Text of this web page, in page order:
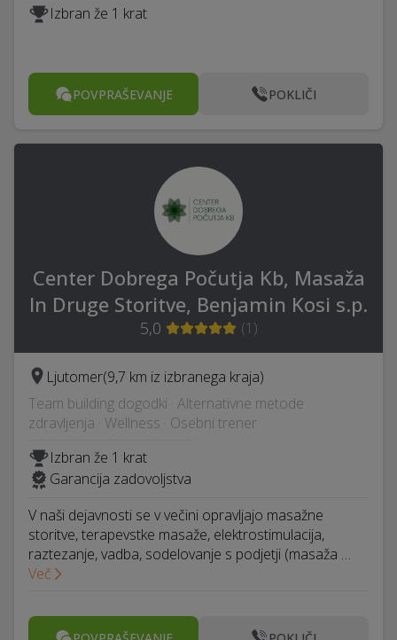
Izbran že 1 krat
POVPRAŠEVANJE POKLIČI
Center Dobrega Počutja Kb, Masaža
In Druge Storitve, Benjamin Kosi s.p.
5,0 (1 )
Ljutomer(9,7 km iz izbranega kraja)
Team building dogodki · Alternativne metode
zdravljenja · Wellness · Osebni trener
Izbran že 1 krat
Garancija zadovoljstva
V naši dejavnosti se v večini opravljajo masažne
storitve, terapevstke masaže, elektrostimulacija,
raztezanje, vadba, sodelovanje s podjetji (masaža …
Več